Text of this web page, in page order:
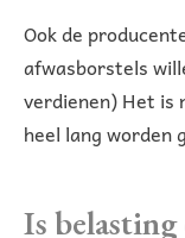
Ook de
afwasborstels
verdienen) Het is
heel lang worden
Is belasting